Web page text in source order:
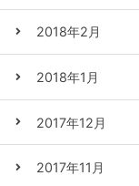
2018年2月
2018年1月
2017年12月
2017年11月